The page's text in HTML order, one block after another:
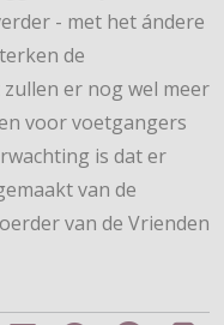
- met het ándere
de
er nog wel meer
voor voetgangers
is dat er
van de
van de Vrienden